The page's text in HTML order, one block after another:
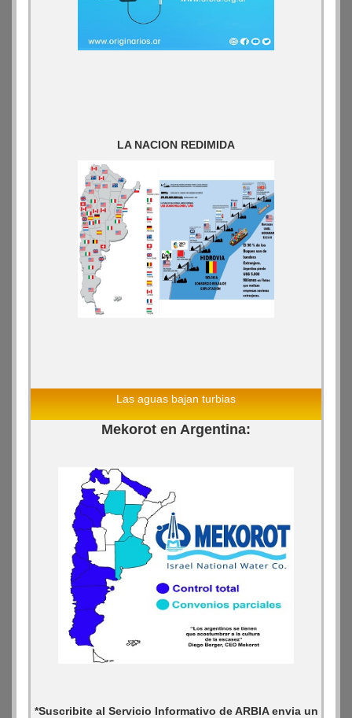
LA NACION REDIMIDA
Las aguas bajan turbias
Mekorot en Argentina:
*Suscribite al Servicio Informativo de ARBIA envia un